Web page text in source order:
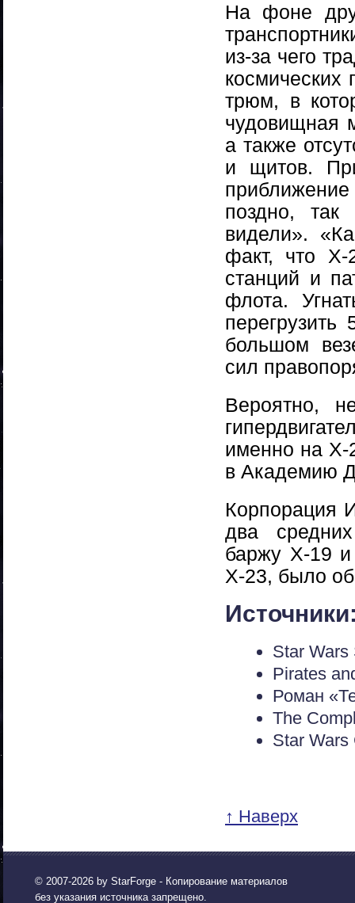
На фоне
из-за чего
трюм, в
чудовищная
а также
и щитов.
поздно,
видели».
факт, что Х-
станций и
флота.
большом
сил
Вероятно,
именно на Х-
в Академию
Корпорация
два
баржу Х-19
Х-23, было
Star Wars
Pirates
Роман
The
Star
↑ Наверх
© 2007-2026 by StarForge - Копирование материалов
без указания источника запрещено.